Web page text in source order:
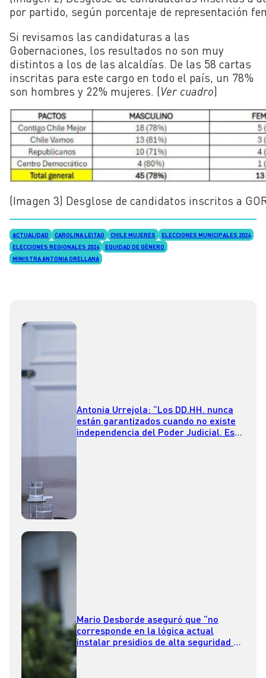
por partido, según porcentaje de representación
Si revisamos las candidaturas a las
Gobernaciones, los resultados no son muy
distintos a los de las alcaldías. De las 58 cartas
inscritas para este cargo en todo el país, un 78%
son hombres y 22% mujeres. (Ver cuadro)
(Imagen 3) Desglose de candidatos inscritos a
ACTUALIDAD CAROLINA LEITAO CHILE MUJERES
ELECCIONES MUNICIPALES 2024
ELECCIONES REGIONALES 2024
EQUIDAD DE GÉNERO
MINISTRA ANTONIA ORELLANA
Antonia Urrejola: “Los DD.HH. nunca
están garantizados cuando no existe
independencia del Poder Judicial. Eso
Mario Desborde aseguró que “no
corresponde en la lógica actual
instalar presidios de alta seguridad en